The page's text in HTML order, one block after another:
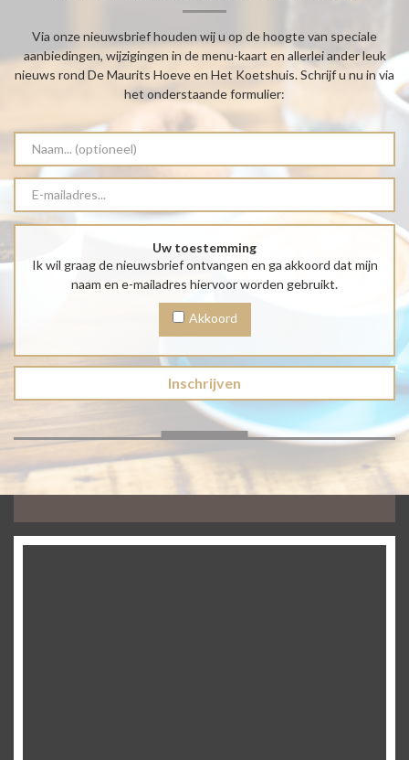
Via onze nieuwsbrief houden wij u op de hoogte van speciale
aanbiedingen, wijzigingen in de menu-kaart en allerlei ander leuk
nieuws rond De Maurits Hoeve en Het Koetshuis. Schrijf u nu in via
het onderstaande formulier:
Uw toestemming
Ik wil graag de nieuwsbrief ontvangen en ga akkoord dat mijn
naam en e-mailadres hiervoor worden gebruikt.
Akkoord